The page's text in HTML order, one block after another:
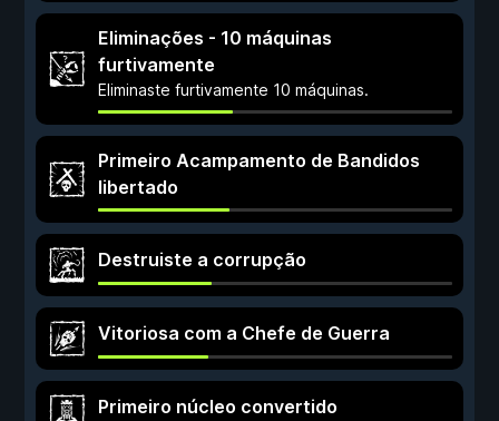
Eliminações - 10 máquinas
furtivamente
Eliminaste furtivamente 10 máquinas.
Primeiro Acampamento de Bandidos
libertado
Destruiste a corrupção
Vitoriosa com a Chefe de Guerra
Primeiro núcleo convertido